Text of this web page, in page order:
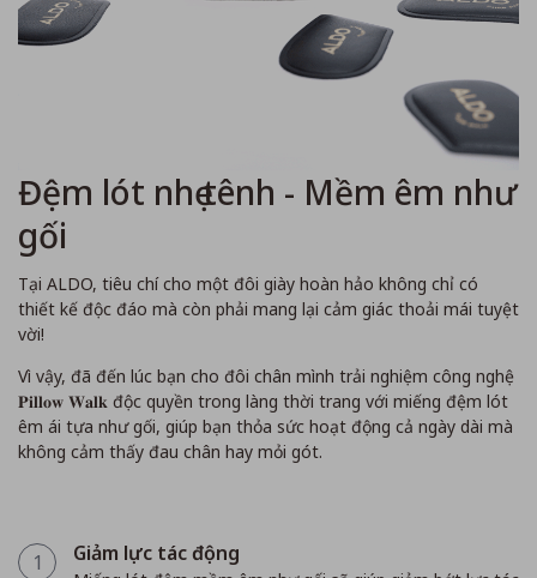
Đệm lót nhẹ tênh - Mềm êm như
gối
Tại ALDO, tiêu chí cho một đôi giày hoàn hảo không chỉ có
thiết kế độc đáo mà còn phải mang lại cảm giác thoải mái tuyệt
vời!
Vì vậy, đã đến lúc bạn cho đôi chân mình trải nghiệm công nghệ
𝐏𝐢𝐥𝐥𝐨𝐰 𝐖𝐚𝐥𝐤 độc quyền trong làng thời trang với miếng đệm lót
êm ái tựa như gối, giúp bạn thỏa sức hoạt động cả ngày dài mà
không cảm thấy đau chân hay mỏi gót.
1 Giảm lực tác động